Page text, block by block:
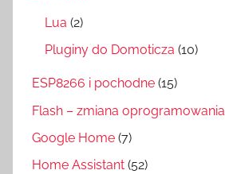
Lua (2)
Pluginy do Domoticza (10)
ESP8266 i pochodne (15)
Flash – zmiana oprogramowania
Google Home (7)
Home Assistant (52)